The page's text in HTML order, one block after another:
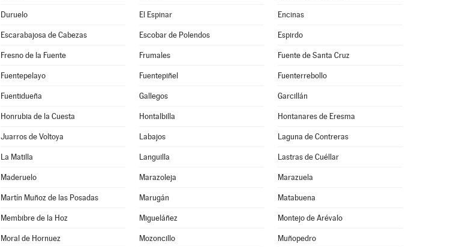
Duruelo El Espinar Encinas
Escarabajosa de Cabezas Escobar de Polendos Espirdo
Fresno de la Fuente Frumales Fuente de Santa Cruz
Fuentepelayo Fuentepiñel Fuenterrebollo
Fuentidueña Gallegos Garcillán
Honrubia de la Cuesta Hontalbilla Hontanares de Eresma
Juarros de Voltoya Labajos Laguna de Contreras
La Matilla Languilla Lastras de Cuéllar
Maderuelo Marazoleja Marazuela
Martín Muñoz de las Posadas Marugán Matabuena
Membibre de la Hoz Migueláñez Montejo de Arévalo
Moral de Hornuez Mozoncillo Muñopedro